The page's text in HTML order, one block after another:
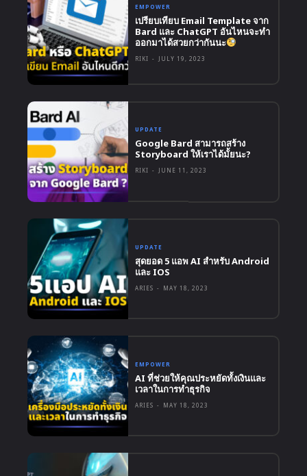
EMPOWER
เปรียบเทียบ Email Template จาก
Bard และ ChatGPT อันไหนจะทำ
ออกมาได้สวยกว่ากันนะ
RIKI - JULY 19, 2023
UPDATE
Google Bard สามารถสร้าง
Storyboard ให้เราได้มั้ยนะ?
RIKI - JUNE 11, 2023
UPDATE
สุดยอด 5 แอพ AI สำหรับ Android
และ IOS
ARIES - MAY 18, 2023
EMPOWER
AI ที่ช่วยให้คุณประหยัดทั้งเงินและ
เวลาในการทำธุรกิจ
ARIES - MAY 18, 2023